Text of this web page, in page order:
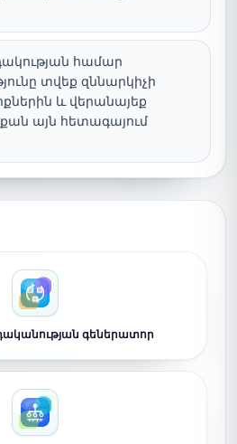
համար
տվեք զննարկիչի
և վերանայեք
այն հետագայում
գեներատոր